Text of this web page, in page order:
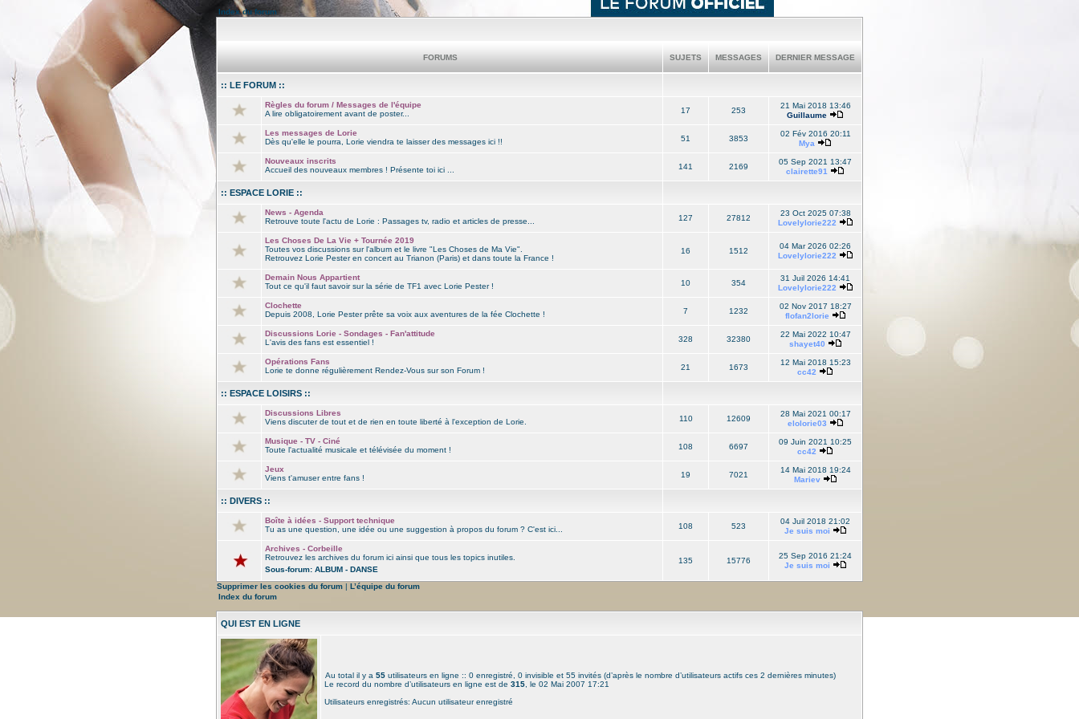
Index du forum
FORUMS SUJETS MESSAGES DERNIER MESSAGE
:: LE FORUM ::
Règles du forum / Messages de l'équipe
A lire obligatoirement avant de poster...
17 253
21 Mai 2018 13:46
Guillaume
Les messages de Lorie
Dès qu'elle le pourra, Lorie viendra te laisser des messages ici !!
51 3853
02 Fév 2016 20:11
Mya
Nouveaux inscrits
Accueil des nouveaux membres ! Présente toi ici ...
141 2169
05 Sep 2021 13:47
clairette91
:: ESPACE LORIE ::
News - Agenda
Retrouve toute l'actu de Lorie : Passages tv, radio et articles de presse...
127 27812
23 Oct 2025 07:38
Lovelylorie222
Les Choses De La Vie + Tournée 2019
Toutes vos discussions sur l'album et le livre "Les Choses de Ma Vie".
Retrouvez Lorie Pester en concert au Trianon (Paris) et dans toute la France !
16 1512
04 Mar 2026 02:26
Lovelylorie222
Demain Nous Appartient
Tout ce qu'il faut savoir sur la série de TF1 avec Lorie Pester !
10 354
31 Juil 2026 14:41
Lovelylorie222
Clochette
Depuis 2008, Lorie Pester prête sa voix aux aventures de la fée Clochette !
7 1232
02 Nov 2017 18:27
flofan2lorie
Discussions Lorie - Sondages - Fan'attitude
L'avis des fans est essentiel !
328 32380
22 Mai 2022 10:47
shayet40
Opérations Fans
Lorie te donne régulièrement Rendez-Vous sur son Forum !
21 1673
12 Mai 2018 15:23
cc42
:: ESPACE LOISIRS ::
Discussions Libres
Viens discuter de tout et de rien en toute liberté à l'exception de Lorie.
110 12609
28 Mai 2021 00:17
elolorie03
Musique - TV - Ciné
Toute l'actualité musicale et télévisée du moment !
108 6697
09 Juin 2021 10:25
cc42
Jeux
Viens t'amuser entre fans !
19 7021
14 Mai 2018 19:24
Mariev
:: DIVERS ::
Boîte à idées - Support technique
Tu as une question, une idée ou une suggestion à propos du forum ? C'est ici...
108 523
04 Juil 2018 21:02
Je suis moi
Archives - Corbeille
Retrouvez les archives du forum ici ainsi que tous les topics inutiles.
Sous-forum: ALBUM - DANSE
135 15776
25 Sep 2016 21:24
Je suis moi
Supprimer les cookies du forum | L’équipe du forum
Index du forum
QUI EST EN LIGNE
Au total il y a 55 utilisateurs en ligne :: 0 enregistré, 0 invisible et 55 invités (d’après le nombre d’utilisateurs actifs ces 2 dernières minutes)
Le record du nombre d’utilisateurs en ligne est de 315 , le 02 Mai 2007 17:21
Utilisateurs enregistrés: Aucun utilisateur enregistré